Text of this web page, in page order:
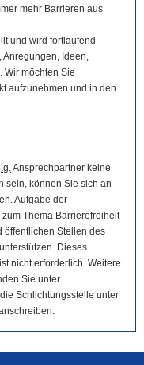
mehr Barrieren aus
und wird fortlaufend
Anregungen, Ideen,
Wir möchten Sie
aufzunehmen und in den
Ansprechpartner keine
sein, können Sie sich an
Aufgabe der
Thema Barrierefreiheit
öffentlichen Stellen des
Dieses
nicht erforderlich. Weitere
Sie unter
Schlichtungsstelle unter